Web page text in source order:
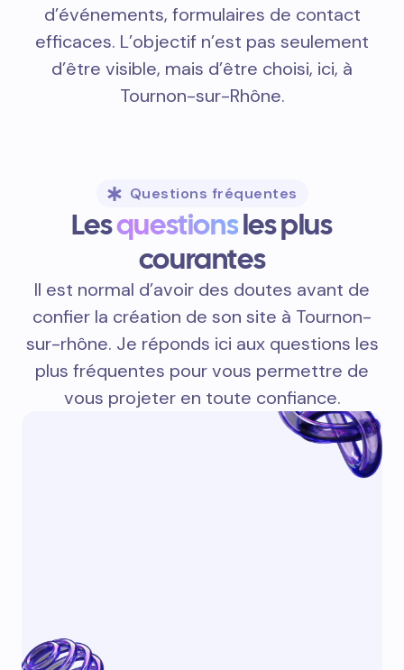
d’événements, formulaires de contact
efficaces. L’objectif n’est pas seulement
d’être visible, mais d’être choisi, ici, à
Tournon-sur-Rhône.
Questions fréquentes
Lesquestionsles plus
courantes
Il est normal d’avoir des doutes avant de
confier la création de son site à Tournon-
sur-rhône. Je réponds ici aux questions les
plus fréquentes pour vous permettre de
vous projeter en toute confiance.